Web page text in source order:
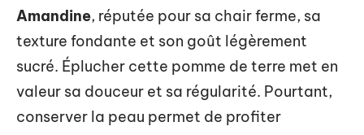
Amandine, réputée pour sa chair ferme, sa
texture fondante et son goût légèrement
sucré. Éplucher cette pomme de terre met en
valeur sa douceur et sa régularité. Pourtant,
conserver la peau permet de profiter